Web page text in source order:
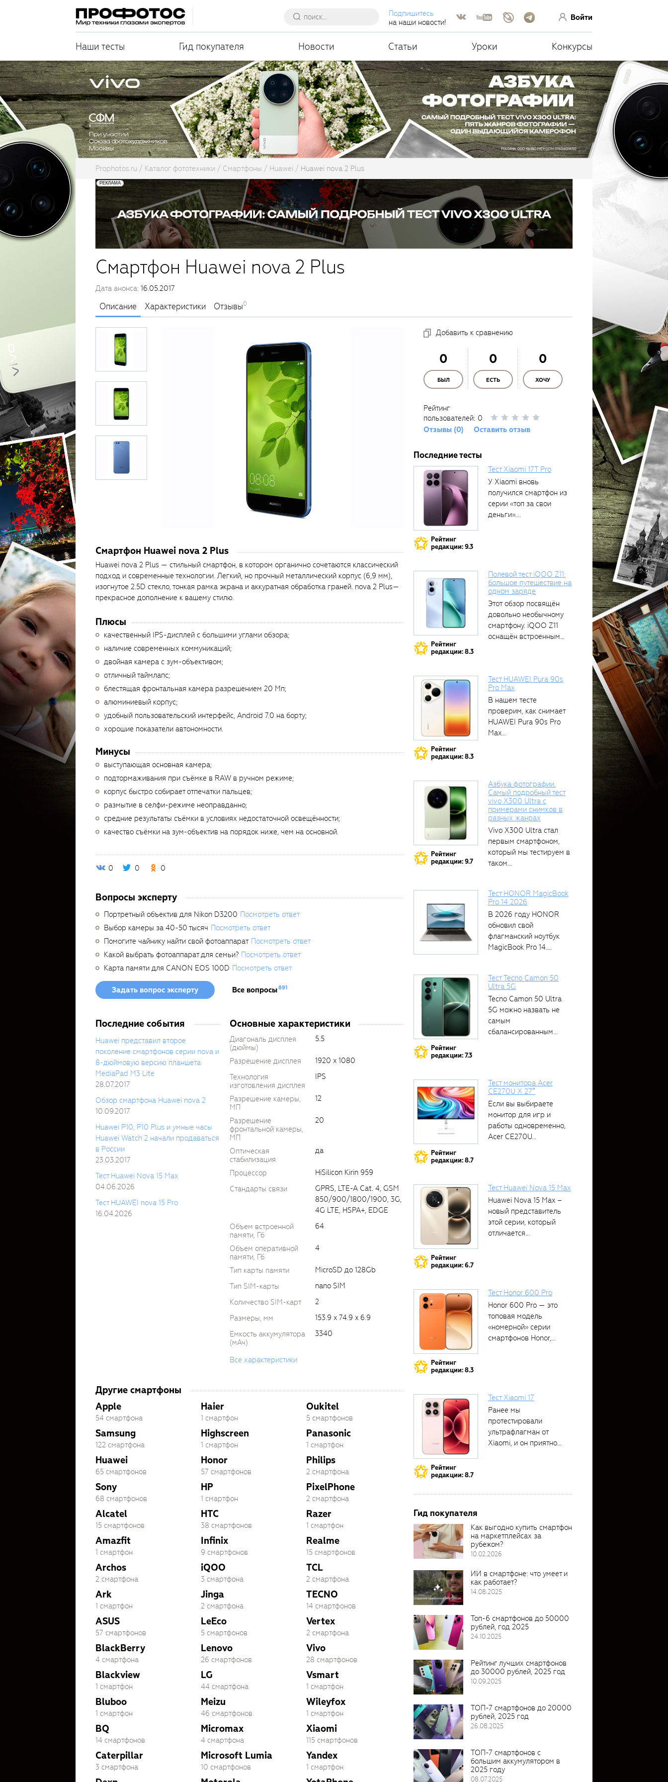
Подпишитесь
на наши новости!
Войти
Наши тесты Гид покупателя Новости Статьи Уроки Конкурсы
Prophotos.ru Каталог фототехники Смартфоны Huawei Huawei nova 2 Plus
Смартфон Huawei nova 2 Plus
Дата анонса: 16.05.2017
Описание Характеристики Отзывы0
Смартфон Huawei nova 2 Plus
Huawei nova 2 Plus — стильный смартфон, в котором органично сочетаются классический
подход и современные технологии. Легкий, но прочный металлический корпус (6,9 мм),
изогнутое 2.5D стекло, тонкая рамка экрана и аккуратная обработка граней. nova 2 Plus—
прекрасное дополнение к вашему стилю.
Плюсы
качественный IPS-дисплей с большими углами обзора;
наличие современных коммуникаций;
двойная камера с зум-объективом;
отличный таймлапс;
блестящая фронтальная камера разрешением 20 Мп;
алюминиевый корпус;
удобный пользовательский интерфейс, Android 7.0 на борту;
хорошие показатели автономности.
Минусы
выступающая основная камера;
подтормаживания при съёмке в RAW в ручном режиме;
корпус быстро собирает отпечатки пальцев;
размытие в селфи-режиме неоправданно;
средние результаты съёмки в условиях недостаточной освещённости;
качество съёмки на зум-объектив на порядок ниже, чем на основной.
0 0 0
Вопросы эксперту
Портретный объектив для Nikon D3200 Посмотреть ответ
Выбор камеры за 40-50 тысяч Посмотреть ответ
Помогите чайнику найти свой фотоаппарат Посмотреть ответ
Какой выбрать фотоаппарат для семьи? Посмотреть ответ
Карта памяти для CANON EOS 100D Посмотреть ответ
Задать вопрос эксперту Все вопросы891
Последние события
Huawei представил второе
поколение смартфонов серии nova и
8-дюймовую версию планшета
MediaPad M3 Lite
28.07.2017
Обзор смартфона Huawei nova 2
10.09.2017
Huawei P10, P10 Plus и умные часы
Huawei Watch 2 начали продаваться
в России
23.03.2017
Тест Huawei Nova 15 Max
04.06.2026
Тест HUAWEI nova 15 Pro
16.04.2026
Основные характеристики
Диагональ дисплея
(дюймы)
5.5
Разрешение дисплея
1920 x 1080
Технология
изготовления дисплея
IPS
Разрешение камеры,
МП
12
Разрешение
фронтальной камеры,
МП
20
Оптическая
стабилизация
да
Процессор
HiSilicon Kirin 959
Стандарты связи
GPRS, LTE-A Cat. 4, GSM
850/900/1800/1900, 3G,
4G LTE, HSPA+, EDGE
Объем встроенной
памяти, Гб
64
Объем оперативной
памяти, Гб
4
Тип карты памяти
MicroSD до 128Gb
Тип SIM-карты
nano SIM
Количество SIM-карт
2
Размеры, мм
153.9 x 74.9 x 6.9
Емкость аккумулятора
(мАч)
3340
Все характеристики
Другие смартфоны
Apple
54 смартфона
Samsung
122 смартфона
Huawei
65 смартфонов
Sony
68 смартфонов
Alcatel
15 смартфонов
Amazfit
1 смартфон
Archos
2 смартфона
Ark
1 смартфон
ASUS
57 смартфонов
BlackBerry
4 смартфона
Blackview
1 смартфон
Bluboo
1 смартфон
BQ
14 смартфонов
Caterpillar
3 смартфона
Haier
1 смартфон
Highscreen
1 смартфон
Honor
57 смартфонов
HP
1 смартфон
HTC
38 смартфонов
Infinix
9 смартфонов
iQOO
3 смартфона
Jinga
2 смартфона
LeEco
5 смартфонов
Lenovo
26 смартфонов
LG
44 смартфона
Meizu
46 смартфонов
Micromax
4 смартфона
Microsoft Lumia
10 смартфонов
Oukitel
5 смартфонов
Panasonic
1 смартфон
Philips
2 смартфона
PixelPhone
2 смартфона
Razer
1 смартфон
Realme
15 смартфонов
TCL
2 смартфона
TECNO
14 смартфонов
Vertex
2 смартфона
Vivo
28 смартфонов
Vsmart
1 смартфон
Wileyfox
1 смартфон
Xiaomi
115 смартфонов
Yandex
1 смартфон
Добавить к сравнению
0
БЫЛ
0
ЕСТЬ
0
ХОЧУ
Рейтинг
пользователей: 0
Отзывы (0)
Оставить отзыв
Последние тесты
Рейтинг
редакции: 9.3
Тест Xiaomi 17T Pro
У Xiaomi вновь
получился смартфон из
серии «топ за свои
деньги»....
Рейтинг
редакции: 8.3
Полевой тест iQOO Z11:
большое путешествие на
одном заряде
Этот обзор посвящён
довольно необычному
смартфону. iQOO Z11
оснащён встроенным
Рейтинг
редакции: 8.3
Тест HUAWEI Pura 90s
Pro Max
В нашем тесте
проверим, как снимает
HUAWEI Pura 90s Pro
Max...
Рейтинг
редакции: 9.7
Азбука фотографии.
Самый подробный тест
vivo X300 Ultra с
примерами снимков в
разных жанрах
Vivo X300 Ultra стал
первым смартфоном,
который мы тестируем в
таком...
Тест HONOR MagicBook
Pro 14 2026
В 2026 году HONOR
обновил свой
флагманский ноутбук
MagicBook Pro 14....
Рейтинг
редакции: 7.3
Тест Tecno Camon 50
Ultra 5G
Tecno Camon 50 Ultra
5G можно назвать не
самым
сбалансированным
Рейтинг
редакции: 8.7
Тест монитора Acer
CE270U X 27″
Если вы выбираете
монитор для игр и
работы одновременно,
Acer CE270U...
Рейтинг
редакции: 6.7
Тест Huawei Nova 15 Max
Huawei Nova 15 Max –
новый представитель
этой серии, который
отличается...
Рейтинг
редакции: 8.3
Тест Honor 600 Pro
Honor 600 Pro — это
топовая модель
«номерной» серии
смартфонов Honor,...
Рейтинг
редакции: 8.7
Тест Xiaomi 17
Ранее мы
протестировали
ультрафлагман от
Xiaomi, и он приятно
Гид покупателя
Как выгодно купить смартфон
на маркетплейсах за
рубежом?
10.02.2026
ИИ в смартфоне: что умеет и
как работает?
14.08.2025
Топ-6 смартфонов до 50000
рублей, год 2025
24.10.2025
Рейтинг лучших смартфонов
до 30000 рублей, 2025 год
10.09.2025
ТОП-7 смартфонов до 20000
рублей, 2025 год
26.08.2025
ТОП-7 смартфонов с
большим аккумулятором в
2025 году
08.07.2025